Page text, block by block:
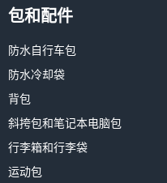
包和配件
防水自行车包
防水冷却袋
背包
斜挎包和笔记本电脑包
行李箱和行李袋
运动包